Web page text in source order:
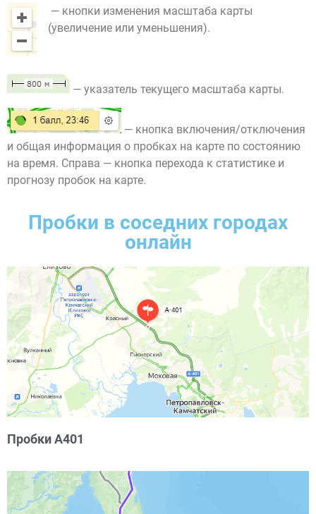
— кнопки изменения масштаба карты
(увеличение или уменьшения).
— указатель текущего масштаба карты.
— кнопка включения/отключения
и общая информация о пробках на карте по состоянию
на время. Справа — кнопка перехода к статистике и
прогнозу пробок на карте.
Пробки в соседних городах
онлайн
Пробки А401